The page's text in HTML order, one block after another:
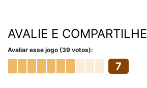
AVALIE E COMPARTILHE
Avaliar esse jogo (39 votos):
7